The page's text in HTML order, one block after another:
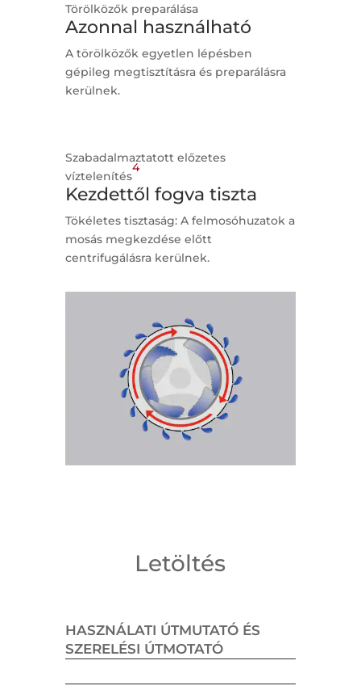
Törölközők preparálása
Azonnal használható
A törölközők egyetlen lépésben
gépileg megtisztításra és preparálásra
kerülnek.
Szabadalmaztatott előzetes
víztelenítés
4
Kezdettől fogva tiszta
Tökéletes tisztaság: A felmosóhuzatok a
mosás megkezdése előtt
centrifugálásra kerülnek.
Letöltés
HASZNÁLATI ÚTMUTATÓ ÉS
SZERELÉSI ÚTMOTATÓ